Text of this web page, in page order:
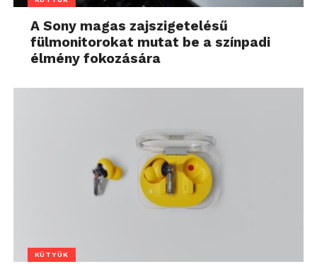
A Sony magas zajszigetelésű
fülmonitorokat mutat be a színpadi
élmény fokozására
KÜTYÜK